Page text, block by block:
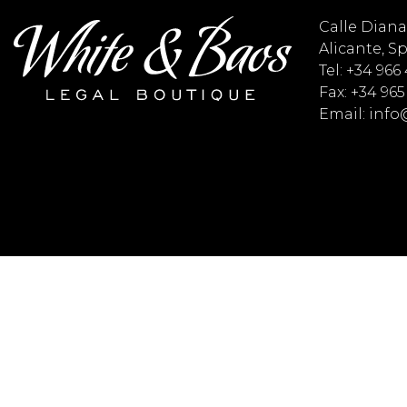
Calle Diana
Alicante,
Tel: +34 966
Fax: +34
Email: